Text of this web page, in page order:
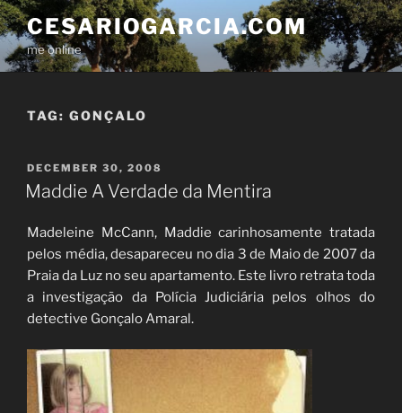
Skip
to
content
CESARIOGARCIA.COM
me online
TAG: GONÇALO
POSTED
ON
DECEMBER 30, 2008
Maddie A Verdade da Mentira
Madeleine McCann, Maddie carinhosamente tratada
pelos média, desapareceu no dia 3 de Maio de 2007 da
Praia da Luz no seu apartamento. Este livro retrata toda
a investigação da Polícia Judiciária pelos olhos do
detective Gonçalo Amaral.